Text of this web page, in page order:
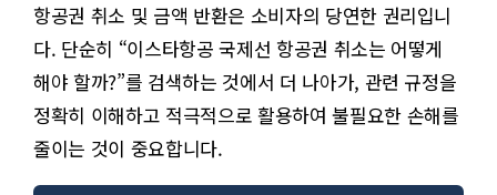
항공권 취소 및 금액 반환은 소비자의 당연한 권리입니
다. 단순히 “이스타항공 국제선 항공권 취소는 어떻게
해야 할까?”를 검색하는 것에서 더 나아가, 관련 규정을
정확히 이해하고 적극적으로 활용하여 불필요한 손해를
줄이는 것이 중요합니다.